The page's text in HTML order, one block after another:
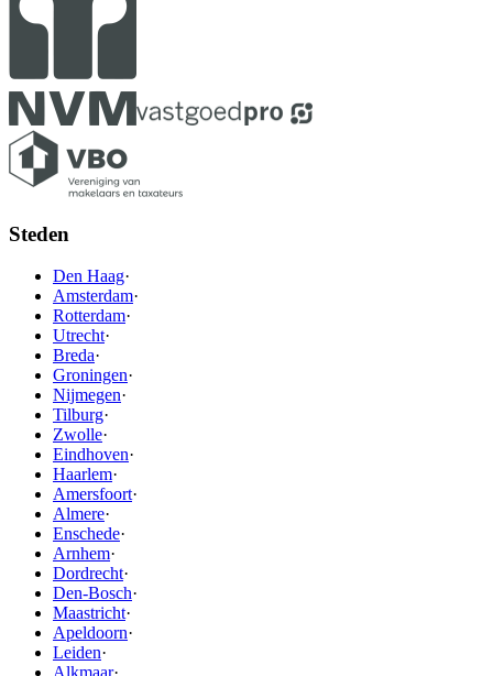
Steden
Den Haag·
Amsterdam·
Rotterdam·
Utrecht·
Breda·
Groningen·
Nijmegen·
Tilburg·
Zwolle·
Eindhoven·
Haarlem·
Amersfoort·
Almere·
Enschede·
Arnhem·
Dordrecht·
Den-Bosch·
Maastricht·
Apeldoorn·
Leiden·